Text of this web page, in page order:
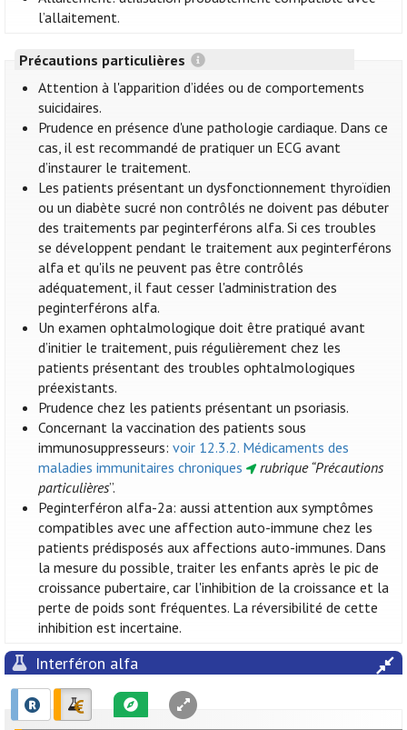
l’allaitement.
Précautions particulières
Attention à l'apparition d’idées ou de comportements
suicidaires.
Prudence en présence d'une pathologie cardiaque. Dans ce
cas, il est recommandé de pratiquer un ECG avant
d’instaurer le traitement.
Les patients présentant un dysfonctionnement thyroïdien
ou un diabète sucré non contrôlés ne doivent pas débuter
des traitements par peginterférons alfa. Si ces troubles
se développent pendant le traitement aux peginterférons
alfa et qu'ils ne peuvent pas être contrôlés
adéquatement, il faut cesser l'administration des
peginterférons alfa.
Un examen ophtalmologique doit être pratiqué avant
d’initier le traitement, puis régulièrement chez les
patients présentant des troubles ophtalmologiques
préexistants.
Prudence chez les patients présentant un psoriasis.
Concernant la vaccination des patients sous
immunosuppresseurs:voir 12.3.2. Médicaments des
maladies immunitaires chroniques
rubrique “Précautions
particulières”.
Peginterféron alfa-2a: aussi attention aux symptômes
compatibles avec une affection auto-immune chez les
patients prédisposés aux affections auto-immunes. Dans
la mesure du possible, traiter les enfants après le pic de
croissance pubertaire, car l'inhibition de la croissance et la
perte de poids sont fréquentes. La réversibilité de cette
inhibition est incertaine.
Interféron alfa